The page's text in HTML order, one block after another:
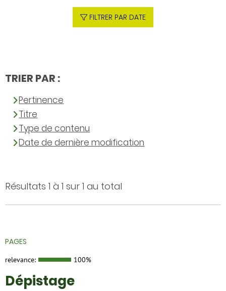
Résultats 1 à 1 sur 1 au total
PAGES
relevance: 100%
Dépistage
FILTRER PAR DATE
TRIER PAR :
Pertinence
Titre
Type de contenu
Date de dernière modification